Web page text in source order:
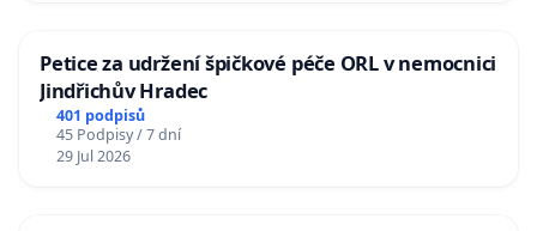
Petice za udržení špičkové péče ORL v nemocnici
Jindřichův Hradec
401 podpisů
45 Podpisy / 7 dní
29 Jul 2026